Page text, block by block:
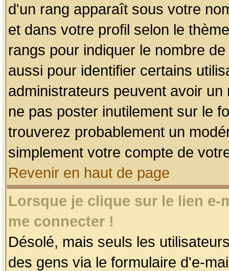
d'un rang apparaît sous votre
et dans votre profil selon le
rangs pour indiquer le nombre
aussi pour identifier certains
administrateurs peuvent avoir
ne pas poster inutilement sur le
trouverez probablement un
simplement votre compte de
Revenir en haut de page
Lorsque je clique sur le lien
me connecter !
Désolé, mais seuls les
des gens via le formulaire d'e-